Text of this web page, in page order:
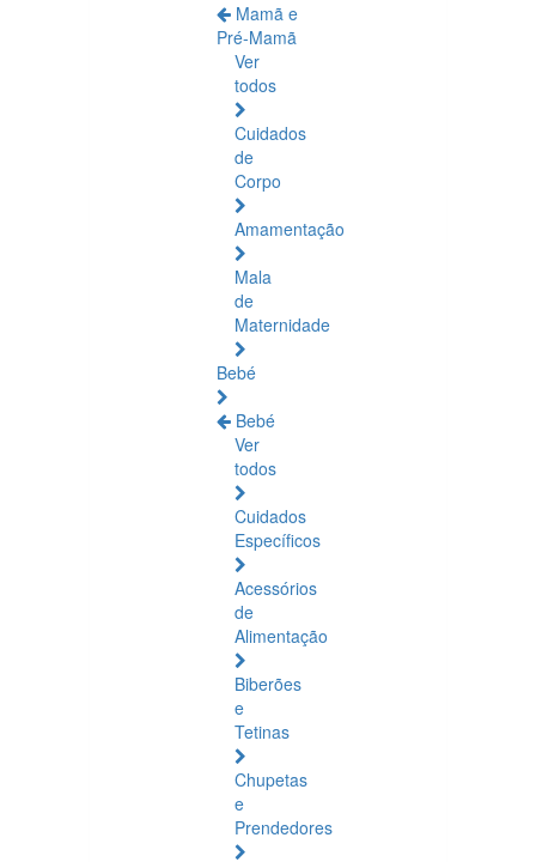
Mamã e
Pré-Mamã
Ver
todos
Cuidados
de
Corpo
Amamentação
Mala
de
Maternidade
Bebé
Bebé
Ver
todos
Cuidados
Específicos
Acessórios
de
Alimentação
Biberões
e
Tetinas
Chupetas
e
Prendedores